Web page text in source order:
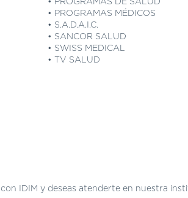
• PROGRAMAS MÉDICOS
• S.A.D.A.I.C.
• SANCOR SALUD
• SWISS MEDICAL
• TV SALUD
IDIM y deseas atenderte en nuestra